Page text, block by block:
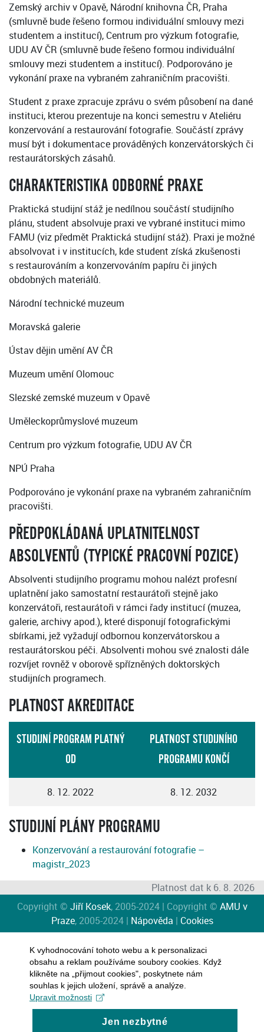
Zemský archiv v Opavě, Národní knihovna ČR, Praha
(smluvně bude řešeno formou individuální smlouvy mezi
studentem a institucí), Centrum pro výzkum fotografie,
UDU AV ČR (smluvně bude řešeno formou individuální
smlouvy mezi studentem a institucí). Podporováno je
vykonání praxe na vybraném zahraničním pracovišti.
Student z praxe zpracuje zprávu o svém působení na dané
instituci, kterou prezentuje na konci semestru v Ateliéru
konzervování a restaurování fotografie. Součástí zprávy
musí být i dokumentace prováděných konzervátorských či
restaurátorských zásahů.
CHARAKTERISTIKA ODBORNÉ PRAXE
Praktická studijní stáž je nedílnou součástí studijního
plánu, student absolvuje praxi ve vybrané instituci mimo
FAMU (viz předmět Praktická studijní stáž). Praxi je možné
absolvovat i v institucích, kde student získá zkušenosti
s restaurováním a konzervováním papíru či jiných
obdobných materiálů.
Národní technické muzeum
Moravská galerie
Ústav dějin umění AV ČR
Muzeum umění Olomouc
Slezské zemské muzeum v Opavě
Uměleckoprůmyslové muzeum
Centrum pro výzkum fotografie, UDU AV ČR
NPÚ Praha
Podporováno je vykonání praxe na vybraném zahraničním
pracovišti.
PŘEDPOKLÁDANÁ UPLATNITELNOST
ABSOLVENTŮ (TYPICKÉ PRACOVNÍ POZICE)
Absolventi studijního programu mohou nalézt profesní
uplatnění jako samostatní restaurátoři stejně jako
konzervátoři, restaurátoři v rámci řady institucí (muzea,
galerie, archivy apod.), které disponují fotografickými
sbírkami, jež vyžadují odbornou konzervátorskou a
restaurátorskou péči. Absolventi mohou své znalosti dále
rozvíjet rovněž v oborově spřízněných doktorských
studijních programech.
PLATNOST AKREDITACE
STUDIJNÍ PROGRAM PLATNÝ
OD
PLATNOST STUDIJNÍHO
PROGRAMU KONČÍ
8. 12. 2022 8. 12. 2032
STUDIJNÍ PLÁNY PROGRAMU
Konzervování a restaurování fotografie –
magistr_2023
Platnost dat k 6. 8. 2026
Copyright © Jiří Kosek, 2005-2024 | Copyright © AMU v
Praze, 2005-2024 | Nápověda | Cookies
K vyhodnocování tohoto webu a k personalizaci
obsahu a reklam používáme soubory cookies. Když
klikněte na „přijmout cookies", poskytnete nám
souhlas k jejich uložení, správě a analýze.
Upravit možnosti
Jen nezbytné